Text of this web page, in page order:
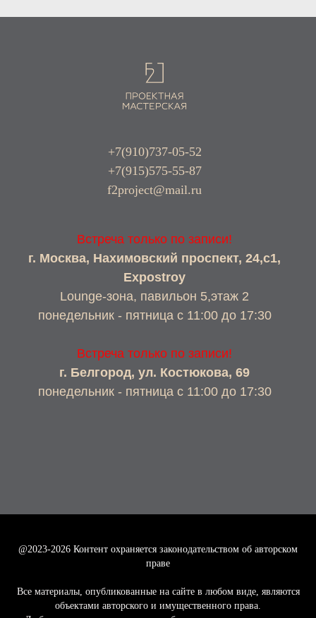
+7(910)737-05-52
+7(915)575-55-87
f2project@mail.ru
Встреча только по записи!
г. Москва, Нахимовский проспект, 24,с1,
Expostroy
Lounge-зона, павильон 5,этаж 2
понедельник - пятница с 11:00 до 17:30
Встреча только по записи!
г. Белгород, ул. Костюкова, 69
понедельник - пятница с 11:00 до 17:30
@2023-2026 Контент охраняется законодательством об авторском
праве
Все материалы, опубликованные на сайте в любом виде, являются
объектами авторского и имущественного права.